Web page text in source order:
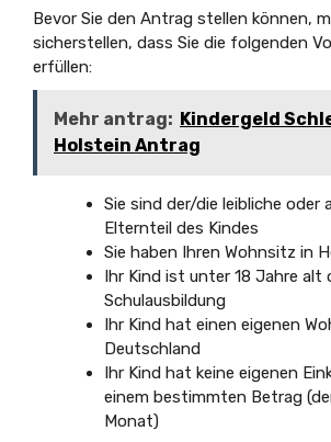
Bevor Sie den Antrag stellen können,
sicherstellen, dass Sie die folgenden
erfüllen:
Mehr antrag: Kindergeld
Holstein Antrag
Sie sind der/die leibliche oder
Elternteil des Kindes
Sie haben Ihren Wohnsitz in
Ihr Kind ist unter 18 Jahre alt
Schulausbildung
Ihr Kind hat einen eigenen
Deutschland
Ihr Kind hat keine eigenen
einem bestimmten Betrag
Monat)